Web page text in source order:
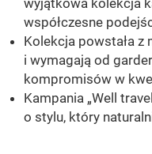
współczesne
Kolekcja powstała z
i wymagają od
kompromisów w
Kampania „Well
o stylu, który